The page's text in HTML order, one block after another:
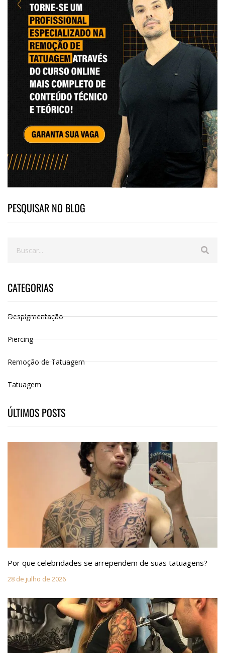
PESQUISAR NO BLOG
CATEGORIAS
Despigmentação
Piercing
Remoção de Tatuagem
Tatuagem
ÚLTIMOS POSTS
Por que celebridades se arrependem de suas tatuagens?
28 de julho de 2026